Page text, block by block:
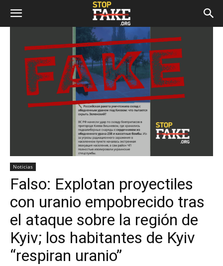
Noticias
Falso: Explotan proyectiles
con uranio empobrecido tras
el ataque sobre la región de
Kyiv; los habitantes de Kyiv
“respiran uranio”